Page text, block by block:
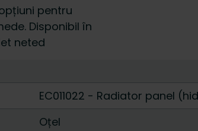
pentru
Disponibil în
neted
EC011022 - Radiator panel
Oțel